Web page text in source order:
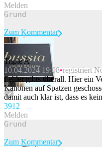
Melden
Beitrag melden
Zum Kommentar
Triple A
10.04.2024 19:08 registriert
Fehler gibts überall. Hier ein
Kanonen auf Spatzen
damit auch klar ist, dass es
3912
Melden
Zum Kommentar